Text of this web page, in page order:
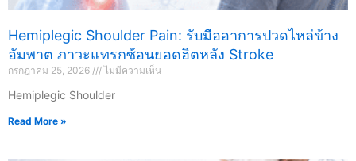
Hemiplegic Shoulder Pain: รับมืออาการปวดไหล่ข้าง
อัมพาต ภาวะแทรกซ้อนยอดฮิตหลัง Stroke
กรกฎาคม 25, 2026 ไม่มีความเห็น
Hemiplegic Shoulder
Read More »